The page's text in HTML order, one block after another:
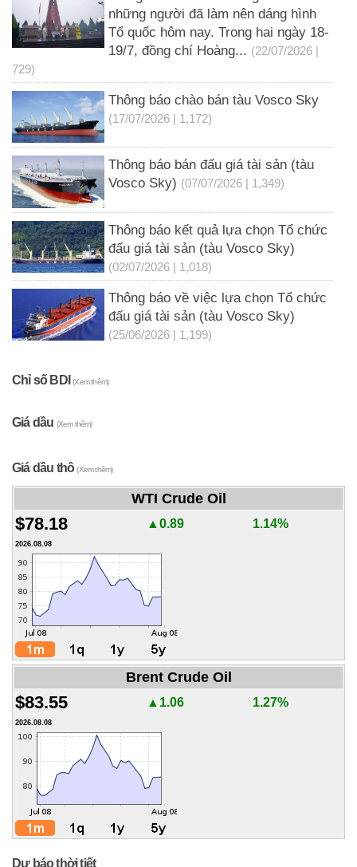
những người đã làm nên dáng hình
Tổ quốc hôm nay. Trong hai ngày 18-
19/7, đồng chí Hoàng... (22/07/2026 |
729)
Thông báo chào bán tàu Vosco Sky
(17/07/2026 | 1,172)
Thông báo bán đấu giá tài sản (tàu
Vosco Sky) (07/07/2026 | 1,349)
Thông báo kết quả lựa chọn Tổ chức
đấu giá tài sản (tàu Vosco Sky)
(02/07/2026 | 1,018)
Thông báo về việc lựa chọn Tổ chức
đấu giá tài sản (tàu Vosco Sky)
(25/06/2026 | 1,199)
Chỉ số BDI(Xem thêm)
Giá dầu (Xem thêm)
Giá dầu thô(Xem thêm)
WTI Crude Oil
$78.18 ▲0.89 1.14%
2026.08.08
Brent Crude Oil
$83.55 ▲1.06 1.27%
2026.08.08
Dự báo thời tiết